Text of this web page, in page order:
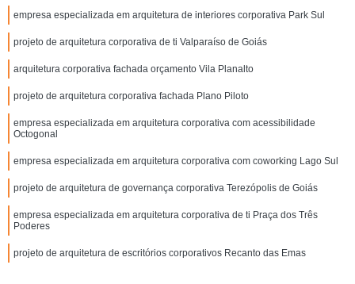
empresa especializada em arquitetura de interiores corporativa Park Sul
projeto de arquitetura corporativa de ti Valparaíso de Goiás
arquitetura corporativa fachada orçamento Vila Planalto
projeto de arquitetura corporativa fachada Plano Piloto
empresa especializada em arquitetura corporativa com acessibilidade
Octogonal
empresa especializada em arquitetura corporativa com coworking Lago Sul
projeto de arquitetura de governança corporativa Terezópolis de Goiás
empresa especializada em arquitetura corporativa de ti Praça dos Três
Poderes
projeto de arquitetura de escritórios corporativos Recanto das Emas